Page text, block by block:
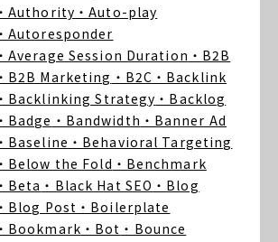
・Authority ・Auto-play
・Autoresponder
・Average Session Duration ・B2B
・B2B Marketing ・B2C ・Backlink
・Backlinking Strategy ・Backlog
・Badge ・Bandwidth ・Banner Ad
・Baseline ・Behavioral Targeting
・Below the Fold ・Benchmark
・Beta ・Black Hat SEO ・Blog
・Blog Post ・Boilerplate
・Bookmark ・Bot ・Bounce